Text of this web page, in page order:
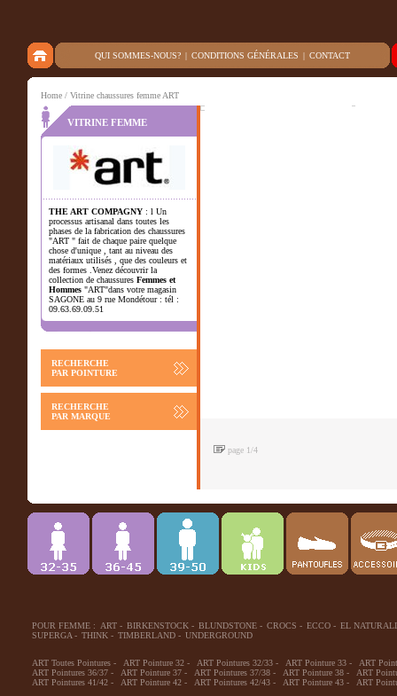
QUI SOMMES-NOUS? | CONDITIONS GÉNÉRALES | CONTACT
Home / Vitrine chaussures femme ART
VITRINE FEMME
THE ART COMPAGNY : l Un
processus artisanal dans toutes les
phases de la fabrication des chaussures
"ART " fait de chaque paire quelque
chose d'unique , tant au niveau des
matériaux utilisés , que des couleurs et
des formes .Venez découvrir la
collection de chaussures Femmes et
Hommes "ART"dans votre magasin
SAGONE au 9 rue Mondétour : tél :
09.63.69.09.51
RECHERCHE
PAR POINTURE
RECHERCHE
PAR MARQUE
page 1/4
POUR FEMME : ART - BIRKENSTOCK - BLUNDSTONE - CROCS - ECCO - EL
SUPERGA - THINK - TIMBERLAND - UNDERGROUND
ART Toutes Pointures - ART Pointure 32 - ART Pointures 32/33 - ART Pointure 33 -
ART
ART Pointures 36/37 - ART Pointure 37 - ART Pointures 37/38 - ART Pointure 38 -
ART
ART Pointures 41/42 - ART Pointure 42 - ART Pointures 42/43 - ART Pointure 43 - ART